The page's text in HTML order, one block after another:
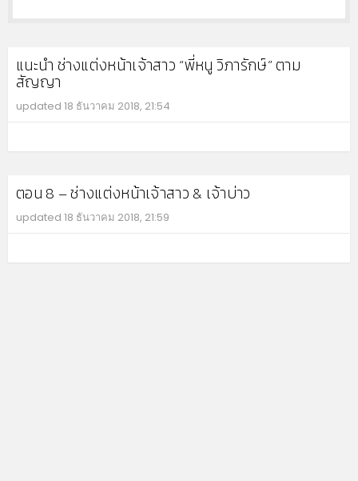
แนะนำ ช่างแต่งหน้าเจ้าสาว “พี่หนู วิภารักษ์” ตาม
สัญญา
updated 18 ธันวาคม 2018, 21:54
ตอน 8 – ช่างแต่งหน้าเจ้าสาว & เจ้าบ่าว
updated 18 ธันวาคม 2018, 21:59